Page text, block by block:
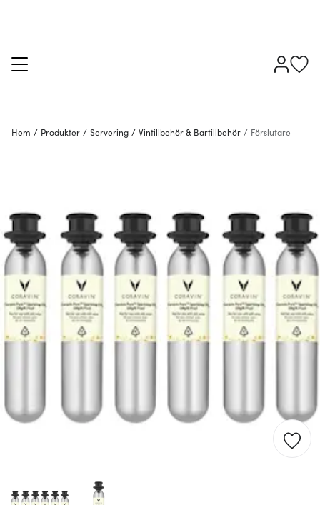
Hem / Produkter / Servering / Vintillbehör & Bartillbehör / Förslutare